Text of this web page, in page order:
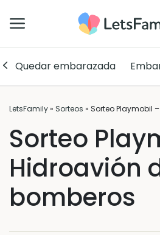
Quedar embarazada
LetsFamily» Sorteos » Sorteo Playmobil
Sorteo
Hidroavión
bomberos